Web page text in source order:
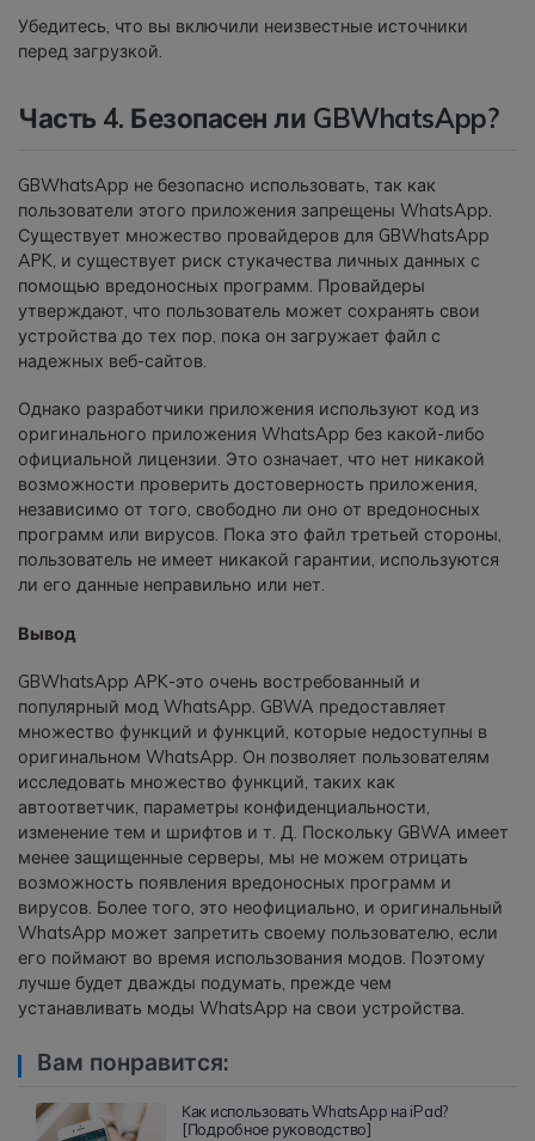
Убедитесь, что вы включили неизвестные источники
перед загрузкой.
Часть 4. Безопасен ли GBWhatsApp?
GBWhatsApp не безопасно использовать, так как
пользователи этого приложения запрещены WhatsApp.
Существует множество провайдеров для GBWhatsApp
APK, и существует риск стукачества личных данных с
помощью вредоносных программ. Провайдеры
утверждают, что пользователь может сохранять свои
устройства до тех пор, пока он загружает файл с
надежных веб-сайтов.
Однако разработчики приложения используют код из
оригинального приложения WhatsApp без какой-либо
официальной лицензии. Это означает, что нет никакой
возможности проверить достоверность приложения,
независимо от того, свободно ли оно от вредоносных
программ или вирусов. Пока это файл третьей стороны,
пользователь не имеет никакой гарантии, используются
ли его данные неправильно или нет.
Вывод
GBWhatsApp APK-это очень востребованный и
популярный мод WhatsApp. GBWA предоставляет
множество функций и функций, которые недоступны в
оригинальном WhatsApp. Он позволяет пользователям
исследовать множество функций, таких как
автоответчик, параметры конфиденциальности,
изменение тем и шрифтов и т. Д. Поскольку GBWA имеет
менее защищенные серверы, мы не можем отрицать
возможность появления вредоносных программ и
вирусов. Более того, это неофициально, и оригинальный
WhatsApp может запретить своему пользователю, если
его поймают во время использования модов. Поэтому
лучше будет дважды подумать, прежде чем
устанавливать моды WhatsApp на свои устройства.
Вам понравится:
Как использовать WhatsApp на iPad?
[Подробное руководство]